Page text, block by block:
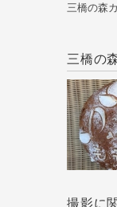
三橋の森
三橋の
撮影に